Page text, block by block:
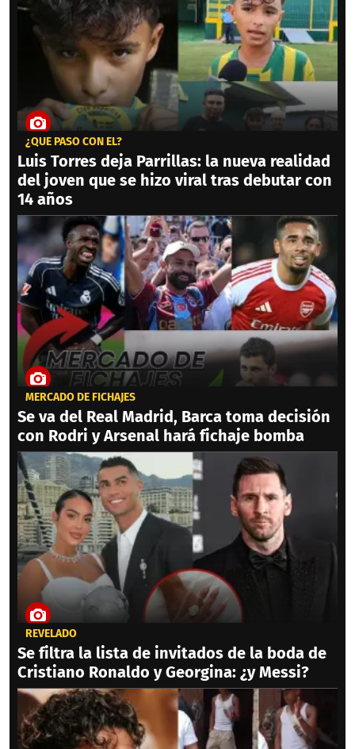
¿QUÉ PASÓ CON ÉL?
Luis Torres deja Parrillas: la nueva realidad
del joven que se hizo viral tras debutar con
14 años
MERCADO DE FICHAJES
Se va del Real Madrid, Barca toma decisión
con Rodri y Arsenal hará fichaje bomba
REVELADO
Se filtra la lista de invitados de la boda de
Cristiano Ronaldo y Georgina: ¿y Messi?